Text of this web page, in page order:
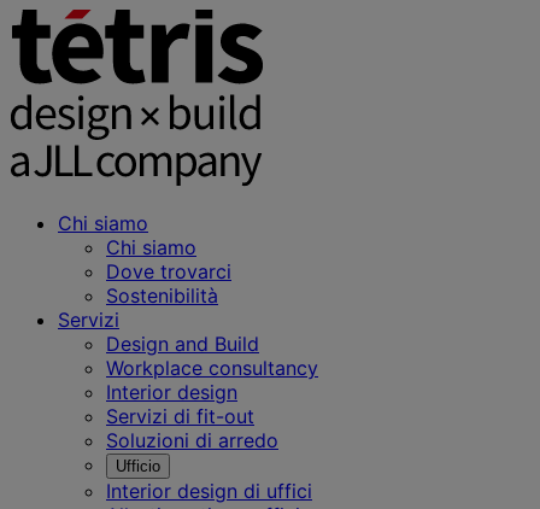
Chi siamo
Chi siamo
Dove trovarci
Sostenibilità
Servizi
Design and Build
Workplace consultancy
Interior design
Servizi di fit-out
Soluzioni di arredo
Ufficio
Interior design di uffici